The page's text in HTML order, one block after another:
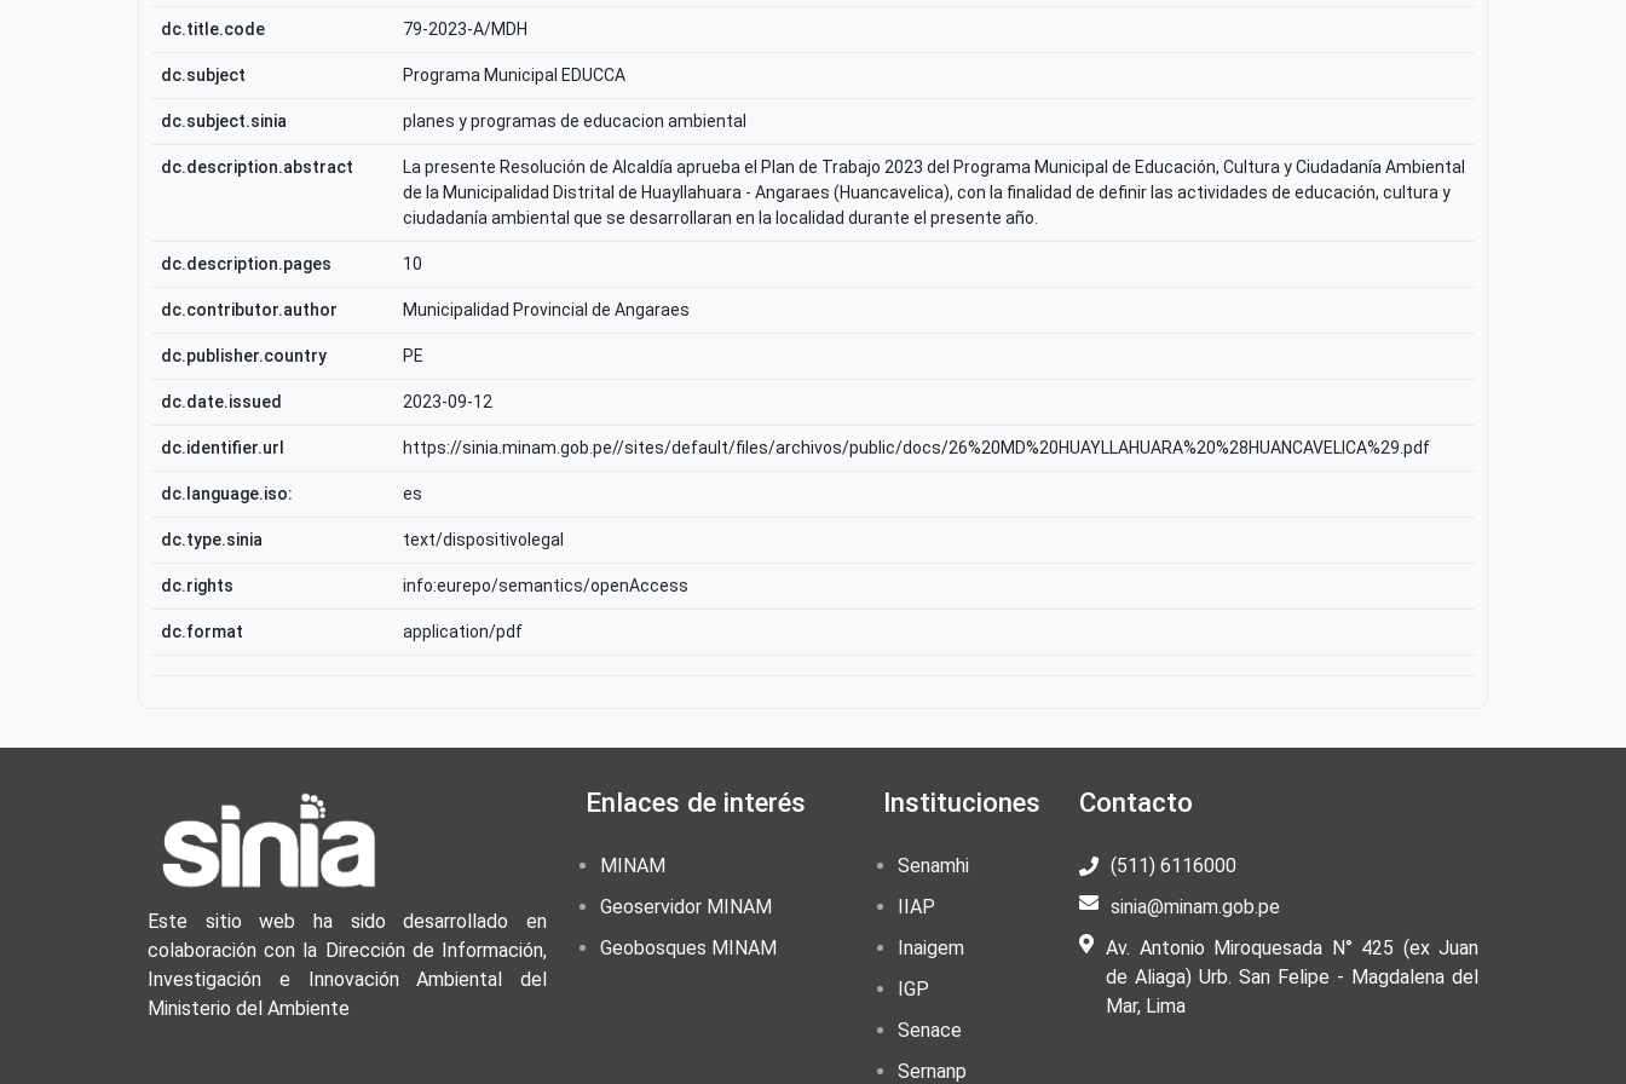
dc.title.code 79-2023-A/MDH
dc.subject Programa Municipal EDUCCA
dc.subject.sinia planes y programas de educacion ambiental
dc.description.abstract
La presente Resolución de Alcaldía aprueba el Plan de Trabajo 2023 del Programa Municipal de Educación, Cultura y Ciudadanía Ambiental
de la Municipalidad Distrital de Huayllahuara - Angaraes (Huancavelica), con la finalidad de definir las actividades de educación, cultura y
ciudadanía ambiental que se desarrollaran en la localidad durante el presente año.
dc.description.pages 10
dc.contributor.author Municipalidad Provincial de Angaraes
dc.publisher.country PE
dc.date.issued 2023-09-12
dc.identifier.url https://sinia.minam.gob.pe//sites/default/files/archivos/public/docs/26%20MD%20HUAYLLAHUARA%20%28HUANCAVELICA%29.pdf
dc.language.iso: es
dc.type.sinia text/dispositivolegal
dc.rights info:eurepo/semantics/openAccess
dc.format application/pdf
Este sitio web ha sido desarrollado en
colaboración con la Dirección de Información,
Investigación e Innovación Ambiental del
Ministerio del Ambiente
Enlaces de interés
MINAM
Geoservidor MINAM
Geobosques MINAM
Instituciones
Senamhi
IIAP
Inaigem
IGP
Senace
Sernanp
Contacto
(511) 6116000
sinia@minam.gob.pe
Av. Antonio Miroquesada N° 425 (ex Juan
de Aliaga) Urb. San Felipe - Magdalena del
Mar, Lima